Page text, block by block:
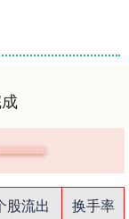
股流出
换手率